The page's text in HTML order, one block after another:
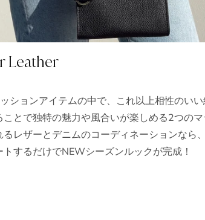
Leather
ションアイテムの中で、これ以上相性のい
とで独特の魅力や風合いが楽しめる2つの
レザーとデニムのコーディネーションなら
トするだけでNEWシーズンルックが完成！